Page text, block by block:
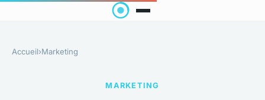
Accueil›Marketing
MARKETING